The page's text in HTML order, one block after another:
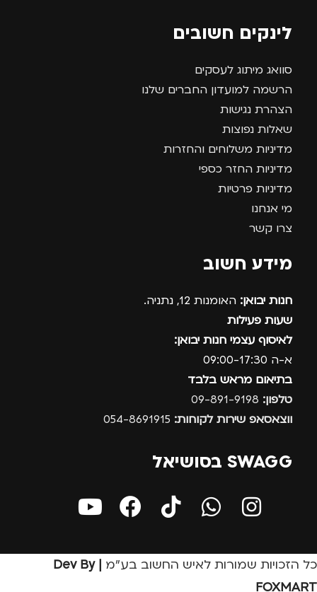
לינקים חשובים
סוואג מיתוג לעסקים
הרשמה למועדון החברים שלנו
הצהרת נגישות
שאלות נפוצות
מדיניות משלוחים והחזרות
מדיניות החזר כספי
מדיניות פרטיות
מי אנחנו
צרו קשר
מידע חשוב
חנות יבואן: האומנות 12, נתניה.
שעות פעילות
לאיסוף עצמי חנות יבואן:
א-ה 09:00-17:30
בתיאום מראש בלבד
טלפון:
ווצאסאפ שירות לקוחות:
SWAGG בסושיאל
כל הזכויות שמורות לאיש החשוב בע״מ
| Dev By
FOXMART